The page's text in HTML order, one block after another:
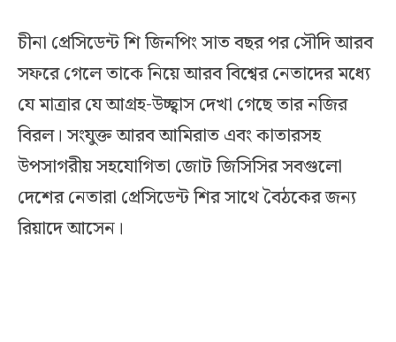
চীনা প্রেসিডেন্ট শি জিনপিং সাত বছর পর সৌদি আরব
সফরে গেলে তাকে নিয়ে আরব বিশ্বের নেতাদের মধ্যে
যে মাত্রার যে আগ্রহ-উচ্ছ্বাস দেখা গেছে তার নজির
বিরল। সংযুক্ত আরব আমিরাত এবং কাতারসহ
উপসাগরীয় সহযোগিতা জোট জিসিসির সবগুলো
দেশের নেতারা প্রেসিডেন্ট শির সাথে বৈঠকের জন্য
রিয়াদে আসেন।